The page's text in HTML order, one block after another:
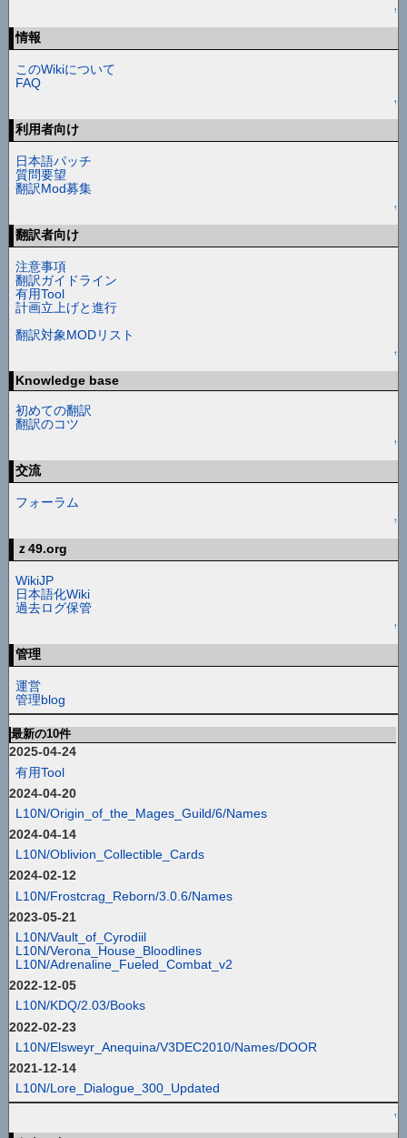
↑
情報
このWikiについて
FAQ
↑
利用者向け
日本語パッチ
質問要望
翻訳Mod募集
↑
翻訳者向け
注意事項
翻訳ガイドライン
有用Tool
計画立上げと進行
翻訳対象MODリスト
↑
Knowledge base
初めての翻訳
翻訳のコツ
↑
交流
フォーラム
↑
ｚ49.org
WikiJP
日本語化Wiki
過去ログ保管
↑
管理
運営
管理blog
最新の10件
2025-04-24
有用Tool
2024-04-20
L10N/Origin_of_the_Mages_Guild/6/Names
2024-04-14
L10N/Oblivion_Collectible_Cards
2024-02-12
L10N/Frostcrag_Reborn/3.0.6/Names
2023-05-21
L10N/Vault_of_Cyrodiil
L10N/Verona_House_Bloodlines
L10N/Adrenaline_Fueled_Combat_v2
2022-12-05
L10N/KDQ/2.03/Books
2022-02-23
L10N/Elsweyr_Anequina/V3DEC2010/Names/DOOR
2021-12-14
L10N/Lore_Dialogue_300_Updated
↑